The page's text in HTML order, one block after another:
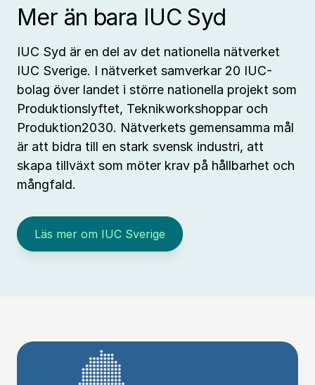
Mer än bara IUC Syd
IUC Syd är en del av det nationella nätverket
IUC Sverige. I nätverket samverkar 20 IUC-
bolag över landet i större nationella projekt som
Produktionslyftet, Teknikworkshoppar och
Produktion2030. Nätverkets gemensamma mål
är att bidra till en stark svensk industri, att
skapa tillväxt som möter krav på hållbarhet och
mångfald.
Läs mer om IUC Sverige